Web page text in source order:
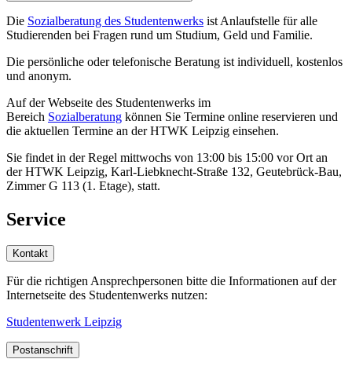
Die Sozialberatung des Studentenwerks ist Anlaufstelle für alle
Studierenden bei Fragen rund um Studium, Geld und Familie.
Die persönliche oder telefonische Beratung ist individuell, kostenlos
und anonym.
Auf der Webseite des Studentenwerks im
Bereich Sozialberatung können Sie Termine online reservieren und
die aktuellen Termine an der HTWK Leipzig einsehen.
Sie findet in der Regel mittwochs von 13:00 bis 15:00 vor Ort an
der HTWK Leipzig, Karl-Liebknecht-Straße 132, Geutebrück-Bau,
Zimmer G 113 (1. Etage), statt.
Service
Kontakt
Für die richtigen Ansprechpersonen bitte die Informationen auf der
Internetseite des Studentenwerks nutzen:
Studentenwerk Leipzig
Postanschrift